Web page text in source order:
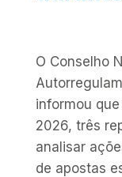
O Conselho
informou
2026, três
analisar
de apostas